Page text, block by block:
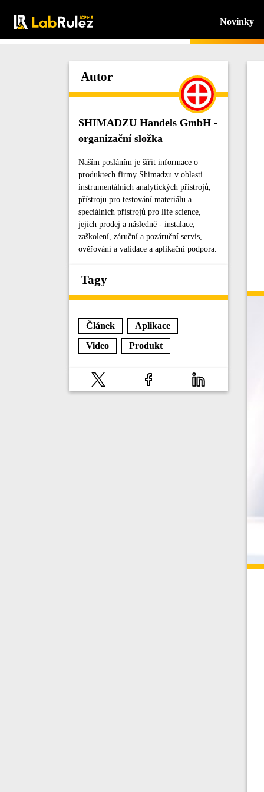
Novinky
Autor
SHIMADZU Handels GmbH -
organizační složka
Naším posláním je šířit informace o
produktech firmy Shimadzu v oblasti
instrumentálních analytických přístrojů,
přístrojů pro testování materiálů a
speciálních přístrojů pro life science,
jejich prodej a následně - instalace,
zaškolení, záruční a pozáruční servis,
ověřování a validace a aplikační podpora.
Tagy
Článek
Aplikace
Video
Produkt